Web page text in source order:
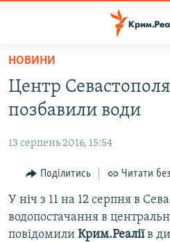
Перейти
основного
матеріалу
до
навігації
Перейти
до
пошуку
ВОДА.КРИМ
ПОЛІТИКА
БЛОГИ
ПОГЛЯД
ІНТЕРВ'Ю
НОВИНИ
Центр
позбавили води
13 серпень 2016, 15:54
Поділитись Читати
У ніч з 11 на 12 серпня в
водопостачання в
повідомили Крим.Реаліїв